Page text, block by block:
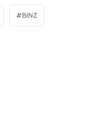
BINZ